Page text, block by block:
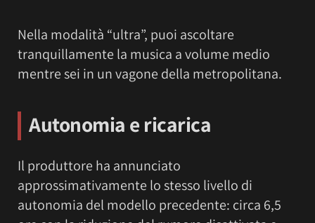
Nella modalità “ultra”, puoi ascoltare
tranquillamente la musica a volume medio
mentre sei in un vagone della metropolitana.
Autonomia e ricarica
Il produttore ha annunciato
approssimativamente lo stesso livello di
autonomia del modello precedente: circa 6,5 ​​